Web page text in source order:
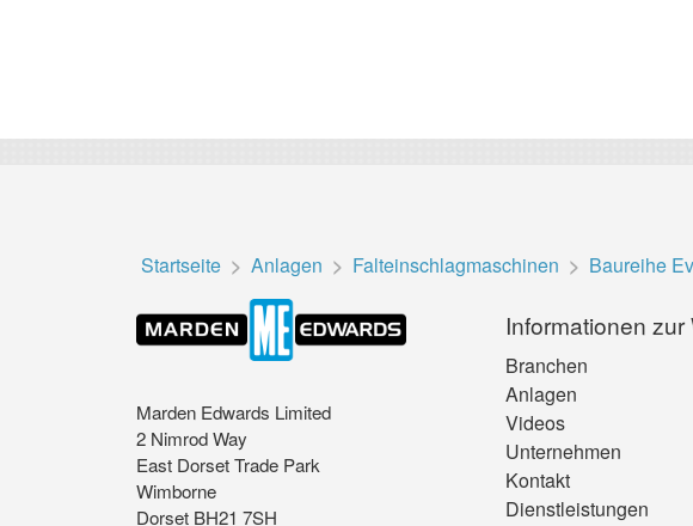
Startseite Anlagen Falteinschlagmaschinen Baureihe
Marden Edwards Limited
2 Nimrod Way
East Dorset Trade Park
Wimborne
Dorset BH21 7SH
Informationen zur
Branchen
Anlagen
Videos
Unternehmen
Kontakt
Dienstleistungen